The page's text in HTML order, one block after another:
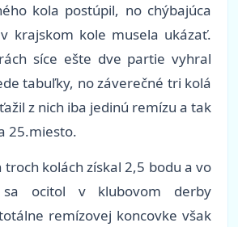
kola postúpil, no chýbajúca
krajskom kole musela ukázať.
síce ešte dve partie vyhral
tabuľky, no záverečné tri kolá
z nich iba jedinú remízu a tak
25.miesto.
troch kolách získal 2,5 bodu a vo
ocitol v klubovom derby
remízovej koncovke však